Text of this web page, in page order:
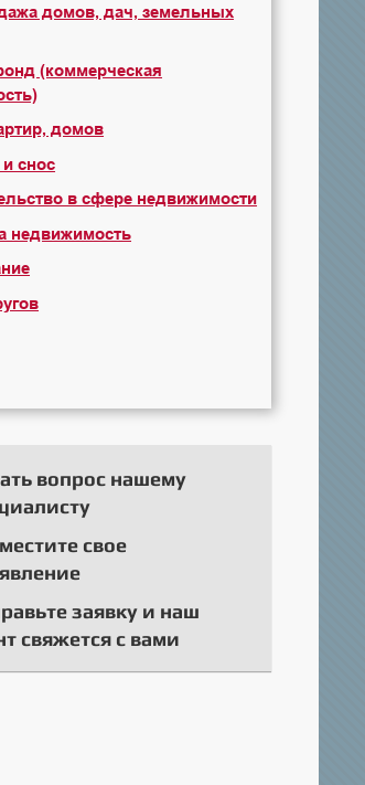
домов, дач, земельных
(коммерческая
домов
снос
в сфере недвижимости
недвижимость
вопрос нашему
свое
заявку и наш
свяжется с вами